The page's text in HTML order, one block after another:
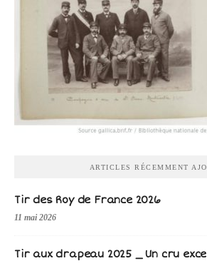
ARTICLES RÉCEMMENT
Tir des Roy de France 2026
11 mai 2026
Tir aux drapeau 2025 _ Un cru